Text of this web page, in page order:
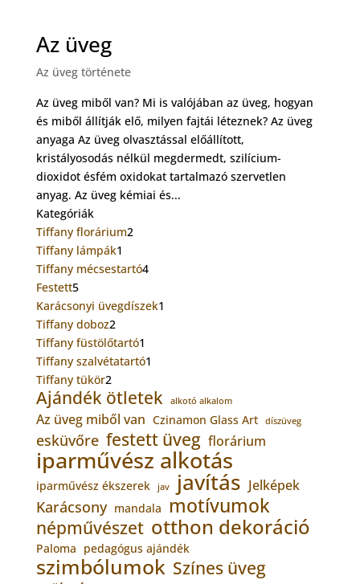
Az üveg
Az üveg története
Az üveg miből van? Mi is valójában az üveg, hogyan
és miből állítják elő, milyen fajtái léteznek? Az üveg
anyaga Az üveg olvasztással előállított,
kristályosodás nélkül megdermedt, szilícium-
dioxidot ésfém oxidokat tartalmazó szervetlen
anyag. Az üveg kémiai és...
Kategóriák
Tiffany florárium22
Tiffany lámpák1
termék
Tiffany mécsestartó44
Festett55
termék
Karácsonyi üvegdíszek1
Tiffany doboz22
termék
Tiffany füstölőtartó1
termék
Tiffany szalvétatartó1
Tiffany tükör22
termék
Ajándék ötletek alkotó alkalom
Az üveg miből van Czinamon Glass Art díszüveg
esküvőre festett üveg florárium
iparművész alkotás
iparművész ékszerek jav javítás Jelképek
Karácsony mandala motívumok
népművészet otthon dekoráció
Paloma pedagógus ajándék
szimbólumok Színes üveg